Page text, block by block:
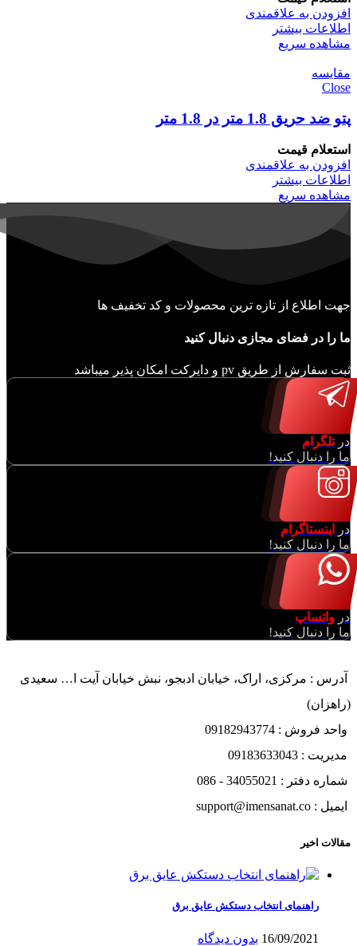
افزودن به علاقمندی
اطلاعات بیشتر
مشاهده سریع
مقایسه
Close
پتو ضد حریق 1.8 متر در 1.8 متر
استعلام قیمت
افزودن به علاقمندی
اطلاعات بیشتر
مشاهده سریع
جهت اطلاع از تازه ترین محصولات و کد تخفیف ها
ما را در فضای مجازی دنبال کنید
ثبت سفارش از طریق pv و دایرکت امکان پذیر میباشد
درتلگرام
ما را دنبال کنید!
در
اینستاگرام
ما را دنبال کنید!
در واتساپ
ما را دنبال کنید!
آدرس : مرکزی، اراک، خیابان ادبجو، نبش خیابان آیت ا… سعیدی
(راهزان)
واحد فروش : 09182943774
مدیریت : 09183633043
شماره دفتر : 34055021 - 086
ایمیل : support@imensanat.co
مقالات اخیر
راهنمای انتخاب دستکش عایق برق
16/09/2021 بدون دیدگاه